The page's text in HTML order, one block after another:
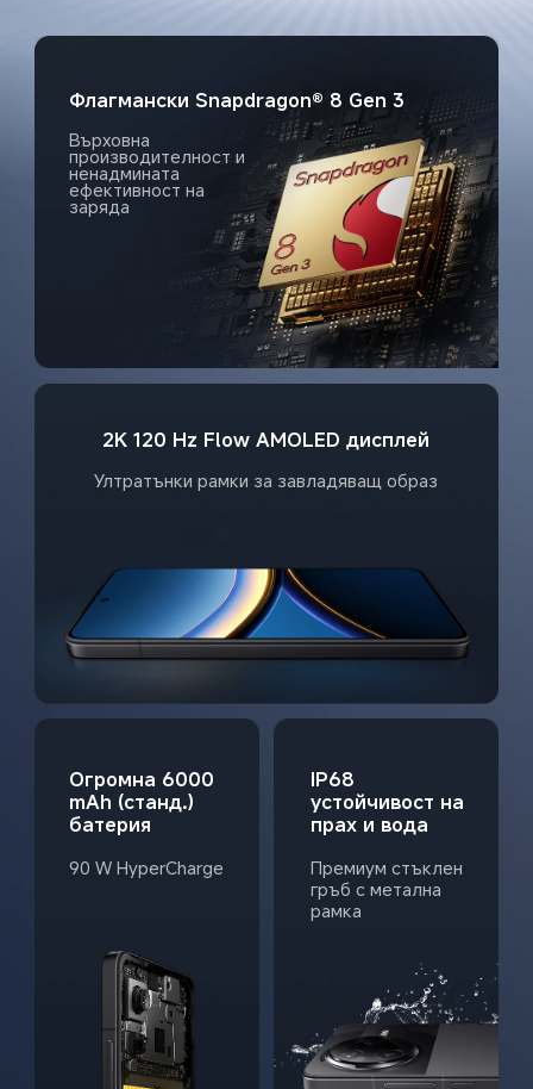
Флагмански Snapdragon® 8 Gen 3
Върховна
производителност и
ненадмината
ефективност на
заряда
2K 120 Hz Flow AMOLED дисплей
Ултратънки рамки за завладяващ образ
Огромна 6000
mAh (станд.)
батерия
90 W HyperCharge
IP68
устойчивост на
прах и вода
Премиум стъклен
гръб с метална
рамка